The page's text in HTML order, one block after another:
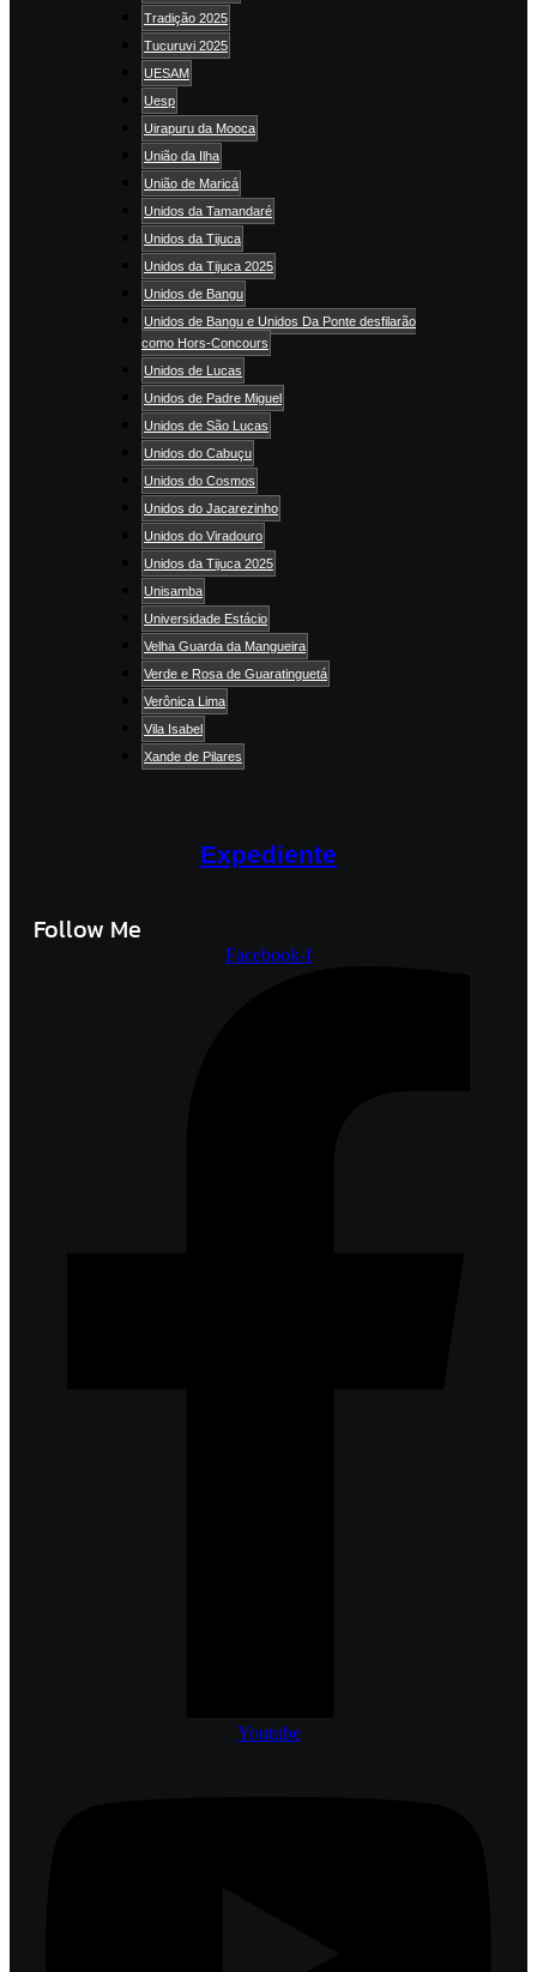
Tradição 2025
Tucuruvi 2025
UESAM
Uesp
Uirapuru da Mooca
União da Ilha
União de Maricá
Unidos da Tamandaré
Unidos da Tijuca
Unidos da Tijuca 2025
Unidos de Bangu
Unidos de Bangu e Unidos Da Ponte desfilarão
como Hors-Concours
Unidos de Lucas
Unidos de Padre Miguel
Unidos de São Lucas
Unidos do Cabuçu
Unidos do Cosmos
Unidos do Jacarezinho
Unidos do Viradouro
Unidos da Tijuca 2025
Unisamba
Universidade Estácio
Velha Guarda da Mangueira
Verde e Rosa de Guaratinguetá
Verônica Lima
Vila Isabel
Xande de Pilares
Expediente
Follow Me
Facebook-f
Youtube